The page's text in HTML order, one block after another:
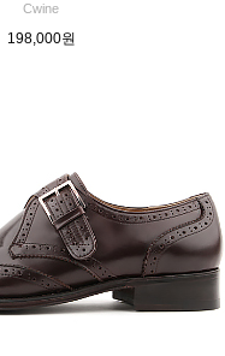
Cwine
198,000원